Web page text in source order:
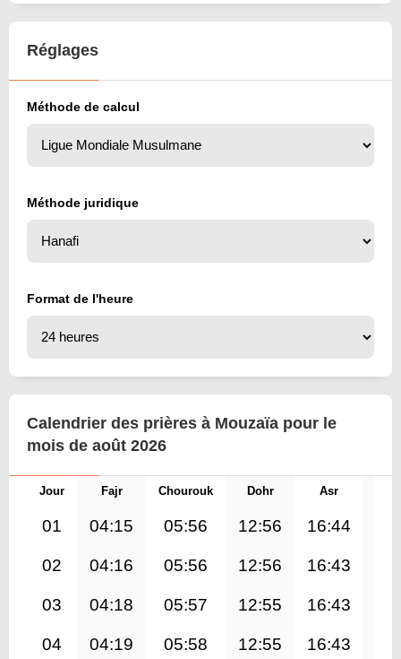
Réglages
Méthode de calcul
Méthode juridique
Format de l'heure
Calendrier des prières à Mouzaïa pour le
mois de août 2026
Jour Fajr Chourouk Dohr Asr
01 04:15 05:56 12:56 16:44
02 04:16 05:56 12:56 16:43
03 04:18 05:57 12:55 16:43
04 04:19 05:58 12:55 16:43